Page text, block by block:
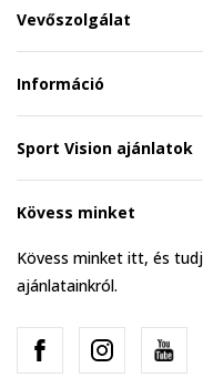
Vevőszolgálat
Információ
Sport Vision ajánlatok
Kövess minket
Kövess minket itt, és
ajánlatainkról.